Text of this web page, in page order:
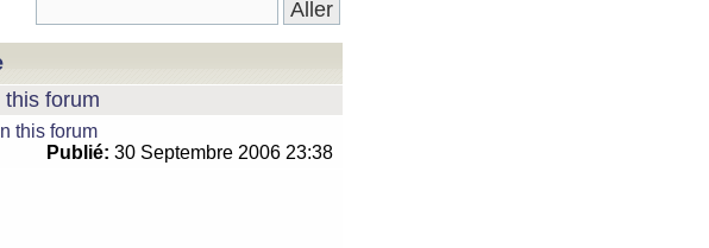
forum
this forum
Publié: 30 Septembre 2006 23:38